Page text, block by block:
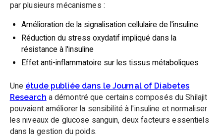
par plusieurs mécanismes :
Amélioration de la signalisation cellulaire de l'insuline
Réduction du stress oxydatif impliqué dans la
résistance à l'insuline
Effet anti-inflammatoire sur les tissus métaboliques
Une étude publiée dans le Journal of Diabetes
Research a démontré que certains composés du Shilajit
pouvaient améliorer la sensibilité à l'insuline et normaliser
les niveaux de glucose sanguin, deux facteurs essentiels
dans la gestion du poids.